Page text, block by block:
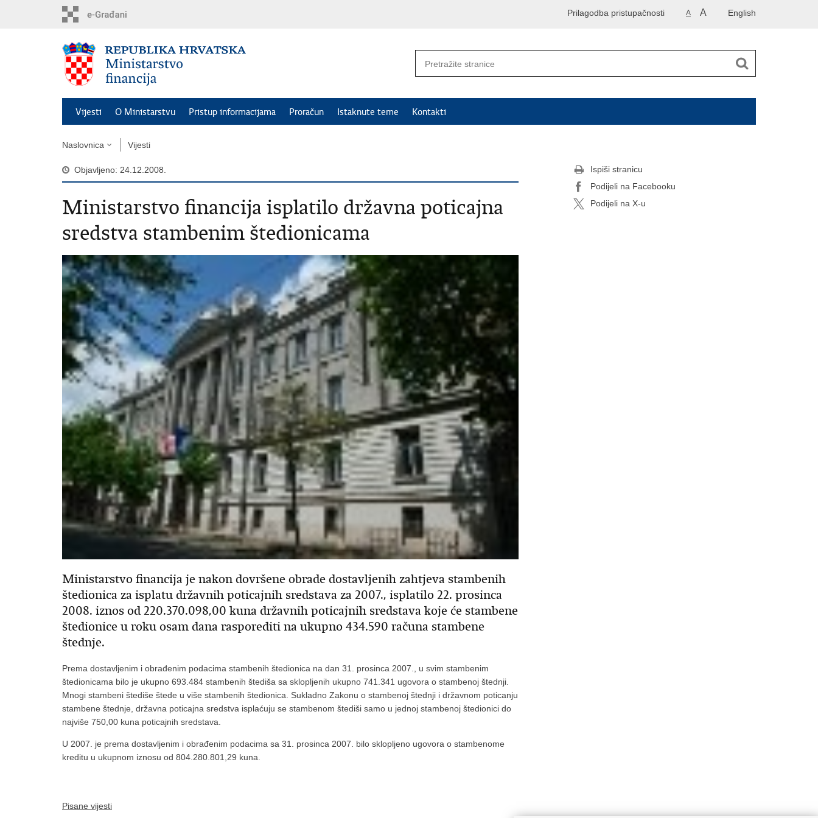
English
A A
Prilagodba pristupačnosti
Vijesti O Ministarstvu Pristup informacijama Proračun Istaknute teme Kontakti
Naslovnica Vijesti
Objavljeno: 24.12.2008.
Ministarstvo financija isplatilo državna poticajna
sredstva stambenim štedionicama
Ministarstvo financija je nakon dovršene obrade dostavljenih zahtjeva stambenih
štedionica za isplatu državnih poticajnih sredstava za 2007., isplatilo 22. prosinca
2008. iznos od 220.370.098,00 kuna državnih poticajnih sredstava koje će stambene
štedionice u roku osam dana rasporediti na ukupno 434.590 računa stambene
štednje.
Prema dostavljenim i obrađenim podacima stambenih štedionica na dan 31. prosinca 2007., u svim stambenim
štedionicama bilo je ukupno 693.484 stambenih štediša sa sklopljenih ukupno 741.341 ugovora o stambenoj štednji.
Mnogi stambeni štediše štede u više stambenih štedionica. Sukladno Zakonu o stambenoj štednji i državnom poticanju
stambene štednje, državna poticajna sredstva isplaćuju se stambenom štediši samo u jednoj stambenoj štedionici do
najviše 750,00 kuna poticajnih sredstava.
U 2007. je prema dostavljenim i obrađenim podacima sa 31. prosinca 2007. bilo sklopljeno ugovora o stambenome
kreditu u ukupnom iznosu od 804.280.801,29 kuna.
Pisane vijesti
Ispiši stranicu
Podijeli na Facebooku
Podijeli na X-u